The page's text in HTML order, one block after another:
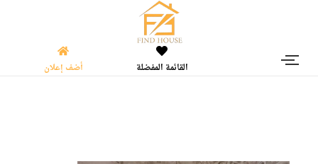
القائمة المفضلة أضف إعلان